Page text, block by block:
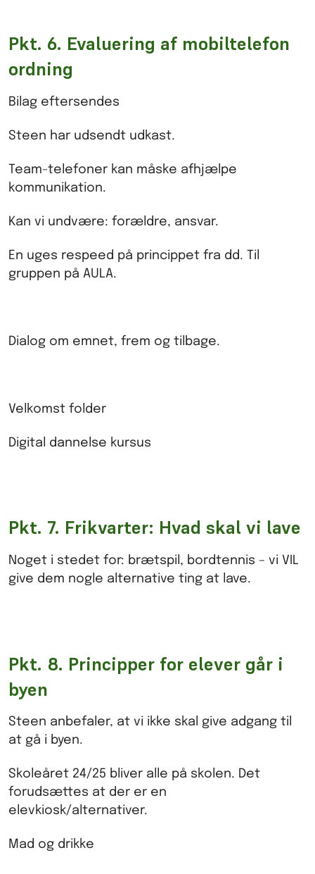
Pkt. 6. Evaluering af mobiltelefon
ordning
Bilag eftersendes
Steen har udsendt udkast.
Team-telefoner kan måske afhjælpe
kommunikation.
Kan vi undvære: forældre, ansvar.
En uges respeed på princippet fra dd. Til
gruppen på AULA.
Dialog om emnet, frem og tilbage.
Velkomst folder
Digital dannelse kursus
Pkt. 7. Frikvarter: Hvad skal vi lave
Noget i stedet for: brætspil, bordtennis – vi VIL
give dem nogle alternative ting at lave.
Pkt. 8. Principper for elever går i
byen
Steen anbefaler, at vi ikke skal give adgang til
at gå i byen.
Skoleåret 24/25 bliver alle på skolen. Det
forudsættes at der er en
elevkiosk/alternativer.
Mad og drikke